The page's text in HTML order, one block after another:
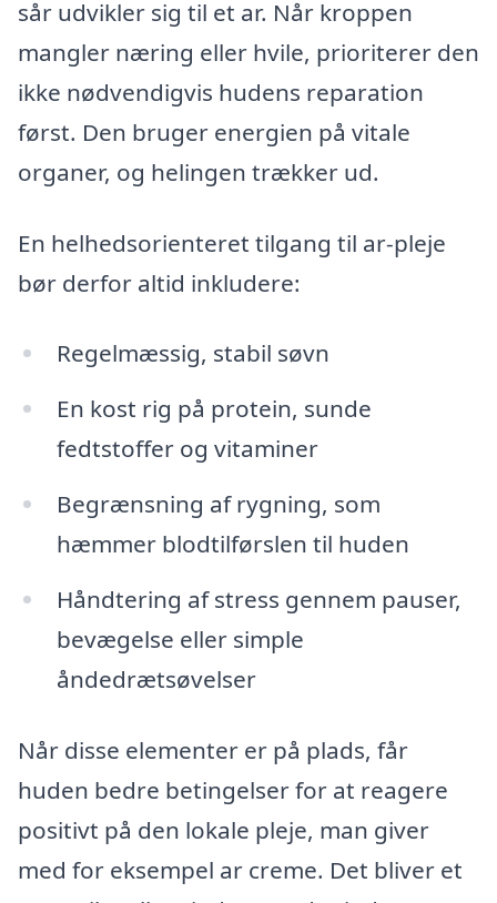
sår udvikler sig til et ar. Når kroppen
mangler næring eller hvile, prioriterer den
ikke nødvendigvis hudens reparation
først. Den bruger energien på vitale
organer, og helingen trækker ud.
En helhedsorienteret tilgang til ar-pleje
bør derfor altid inkludere:
Regelmæssig, stabil søvn
En kost rig på protein, sunde
fedtstoffer og vitaminer
Begrænsning af rygning, som
hæmmer blodtilførslen til huden
Håndtering af stress gennem pauser,
bevægelse eller simple
åndedrætsøvelser
Når disse elementer er på plads, får
huden bedre betingelser for at reagere
positivt på den lokale pleje, man giver
med for eksempel ar creme. Det bliver et